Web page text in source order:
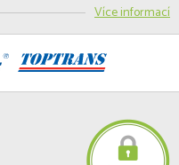
Více informací